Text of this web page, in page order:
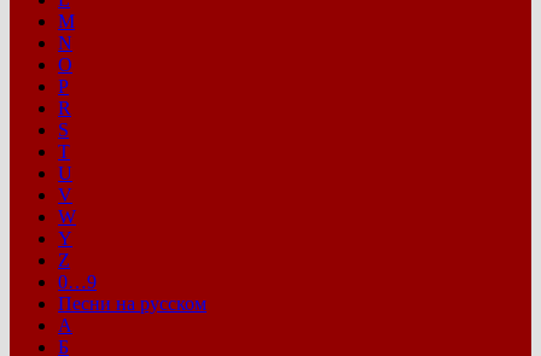
M
N
O
P
R
S
T
U
V
W
Y
Z
0…9
Песни на русском
А
Б